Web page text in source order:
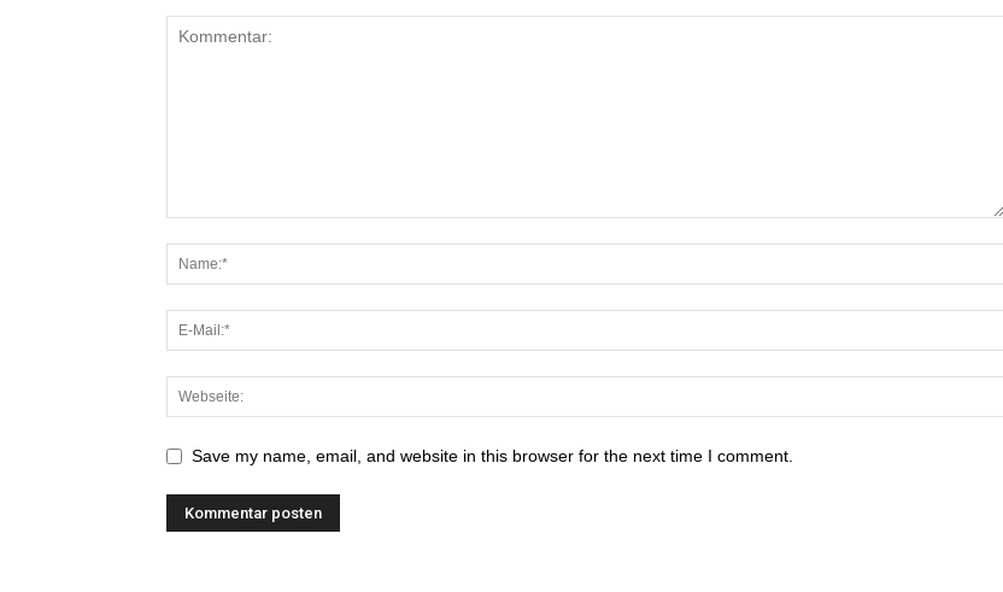
Save my name, email, and website in this browser for the next time I comment.